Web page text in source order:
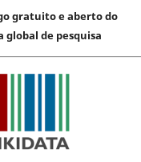
gratuito e aberto do
global de pesquisa